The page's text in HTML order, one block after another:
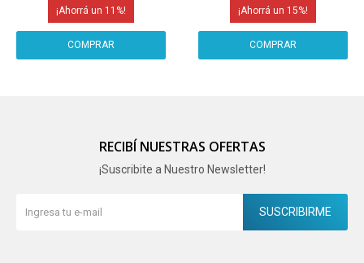
11 15
RECIBÍ NUESTRAS OFERTAS
¡Suscribite a Nuestro Newsletter!
SUSCRIBIRME